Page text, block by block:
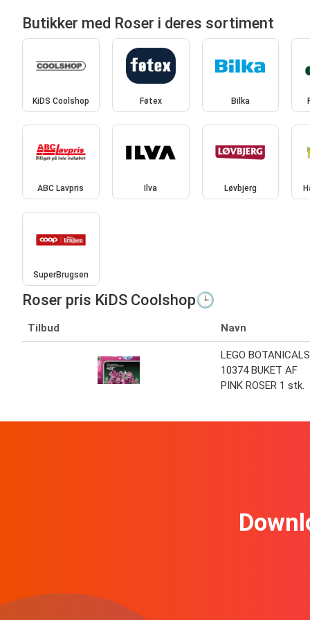
Butikker med Roser i deres sortiment
KiDS Coolshop Føtex Bilka
ABC Lavpris Ilva Løvbjerg
SuperBrugsen
Roser pris KiDS Coolshop🕒
Tilbud Navn
LEGO BOTANICALS
10374 BUKET AF
PINK ROSER 1 stk.